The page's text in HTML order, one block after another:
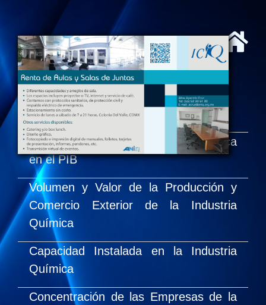
La Industria Química
Introducción
Participación de la Industria Química
en el PIB
Volumen y Valor de la Producción y
Comercio Exterior de la Industria
Química
Capacidad Instalada en la Industria
Química
Concentración de las Empresas de la